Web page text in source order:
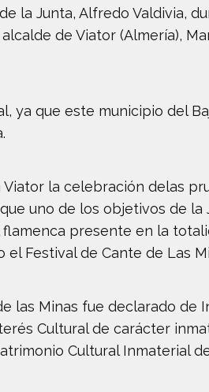
la Junta, Alfredo Valdivia,
de Viator (Almería),
ya que este municipio del
la celebración delas
uno de los objetivos de la
presente en la
Festival de Cante de Las
las Minas fue declarado de
Cultural de carácter
Cultural Inmaterial